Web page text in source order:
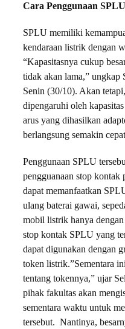
Cara Penggunaan SPLU
SPLU memiliki
kendaraan listrik dengan
“Kapasitasnya cukup
tidak akan lama,” ungkap
Senin (30/10). Akan
dipengaruhi oleh
arus yang dihasilkan
berlangsung semakin
Penggunaan SPLU
pengguanaan stop kontak
dapat memanfaatkan
ulang baterai gawai,
mobil listrik hanya
stop kontak SPLU yang
dapat digunakan dengan
token listrik.”Sementara
tentang tokennya,” ujar
pihak fakultas akan
sementara waktu untuk
tersebut. Nantinya,